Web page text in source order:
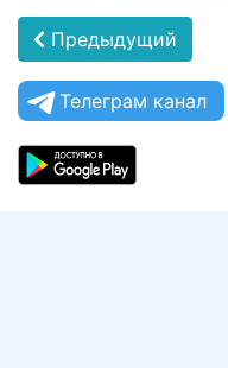
Предыдущий
Телеграм канал